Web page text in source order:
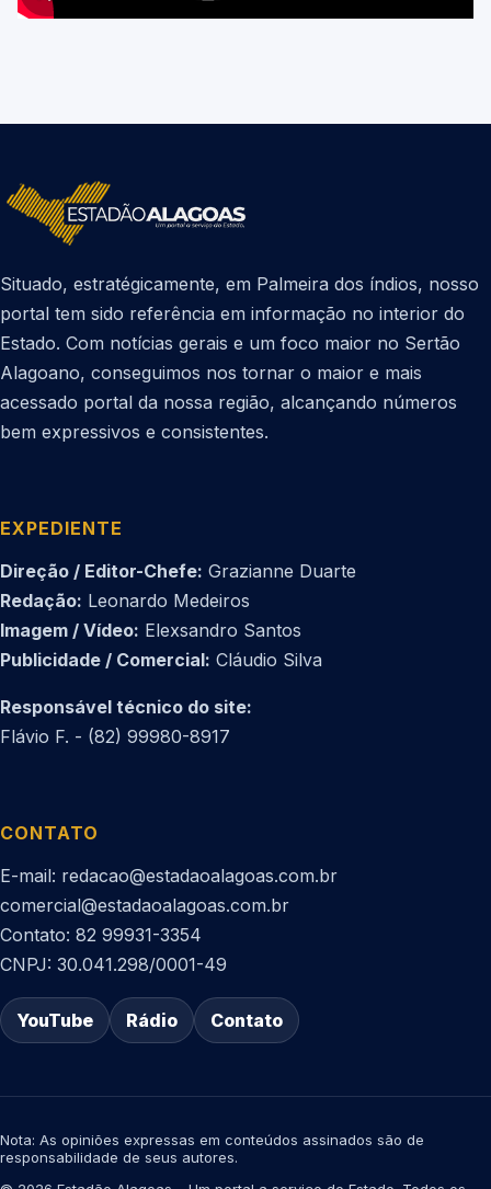
Situado, estratégicamente, em Palmeira dos índios, nosso
portal tem sido referência em informação no interior do
Estado. Com notícias gerais e um foco maior no Sertão
Alagoano, conseguimos nos tornar o maior e mais
acessado portal da nossa região, alcançando números
bem expressivos e consistentes.
EXPEDIENTE
Direção / Editor-Chefe: Grazianne Duarte
Redação: Leonardo Medeiros
Imagem / Vídeo: Elexsandro Santos
Publicidade / Comercial: Cláudio Silva
Responsável técnico do site:
Flávio F. - (82) 99980-8917
CONTATO
E-mail: redacao@estadaoalagoas.com.br
comercial@estadaoalagoas.com.br
Contato: 82 99931-3354
CNPJ: 30.041.298/0001-49
YouTube Rádio Contato
Nota: As opiniões expressas em conteúdos assinados são de
responsabilidade de seus autores.